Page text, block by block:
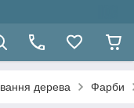
дерева Фарби